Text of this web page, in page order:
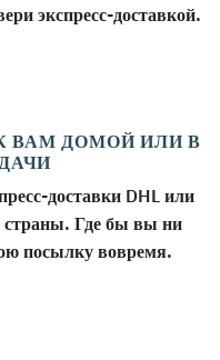
экспресс-доставкой.
ВАМ ДОМОЙ ИЛИ В
доставки DHL или
страны. Где бы вы ни
посылку вовремя.